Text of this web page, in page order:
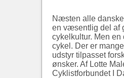
Næsten alle
en væsentlig del af
cykelkultur. Men en
cykel. Der er
udstyr tilpasset
ønsker. Af Lotte
Cyklistforbundet I